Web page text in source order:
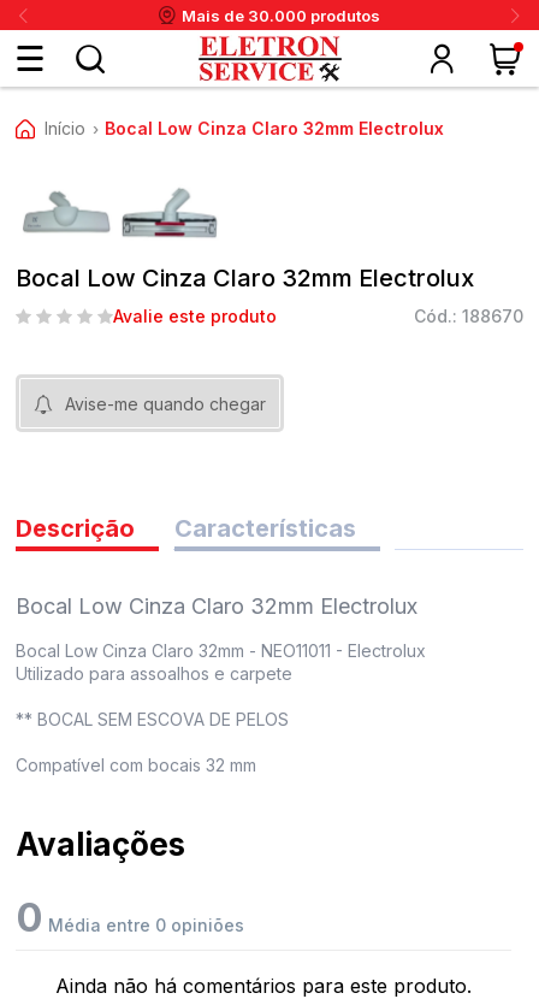
Mais de 30.000 produtos
Cadastre-
se
KrupsTaiffFaetDaneva
Início › Bocal Low Cinza Claro 32mm Electrolux
Bocal Low Cinza Claro 32mm Electrolux
Avalie este produto Cód.: 188670
Avise-me quando chegar
Descrição
Bocal Low Cinza Claro 32mm Electrolux
Bocal Low Cinza Claro 32mm - NEO11011 - Electrolux
Utilizado para assoalhos e carpete
** BOCAL SEM ESCOVA DE PELOS
Compatível com bocais 32 mm
Características
Avaliações
0 Média entre 0 opiniões
Ainda não há comentários para este produto.